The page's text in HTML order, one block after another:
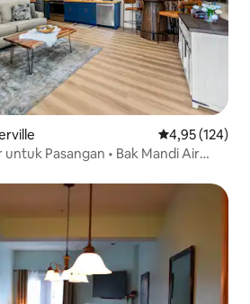
Nilai rata-rata
4,95 (124)
Pasangan • Bak Mandi Air